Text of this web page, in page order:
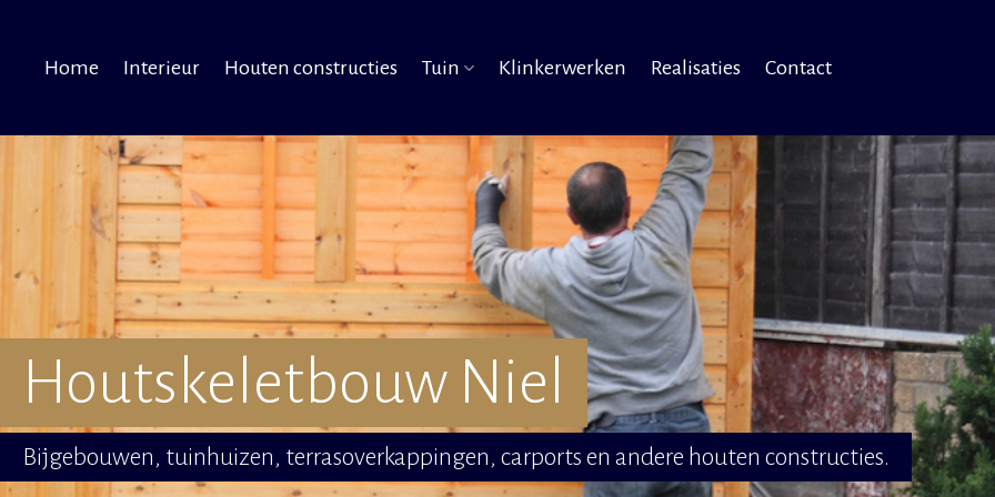
Home Interieur Houten constructies Tuin Klinkerwerken Realisaties Contact
Houtskeletbouw Niel
Bijgebouwen, tuinhuizen, terrasoverkappingen, carports en andere houten constructies.